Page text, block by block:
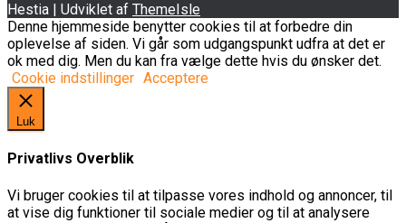
Hestia | Udviklet af ThemeIsle
Denne hjemmeside benytter cookies til at forbedre din
oplevelse af siden. Vi går som udgangspunkt udfra at det er
ok med dig. Men du kan fra vælge dette hvis du ønsker det.
Cookie indstillinger Acceptere
Luk
Privatlivs Overblik
Vi bruger cookies til at tilpasse vores indhold og annoncer, til
at vise dig funktioner til sociale medier og til at analysere